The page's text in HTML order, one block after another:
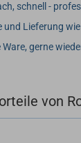
schnell -
und Lieferung
Ware, gerne
von